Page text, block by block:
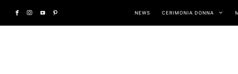
NEWS CERIMONIA DONNA